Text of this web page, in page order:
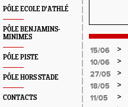
PÔLE ECOLE D'ATHLÉ
PÔLE BENJAMINS-
MINIMES
PÔLE PISTE
PÔLE HORS STADE
CONTACTS
15/06 >
10/06
>
27/05
>
18/05
>
11/05
>